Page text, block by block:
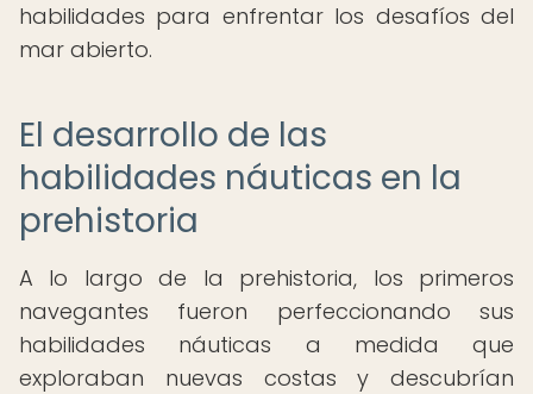
habilidades para enfrentar los desafíos del
mar abierto.
El desarrollo de las
habilidades náuticas en la
prehistoria
A lo largo de la prehistoria, los primeros
navegantes fueron perfeccionando sus
habilidades náuticas a medida que
exploraban nuevas costas y descubrían